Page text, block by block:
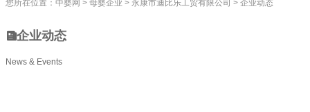
您所在位置： 中婴网 > 母婴企业 > 永康市迪比乐工贸有限公司 > 企业动态
企业动态
News & Events